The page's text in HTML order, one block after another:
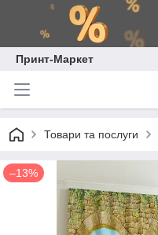
Принт-Маркет
Товари та послуги
–13%